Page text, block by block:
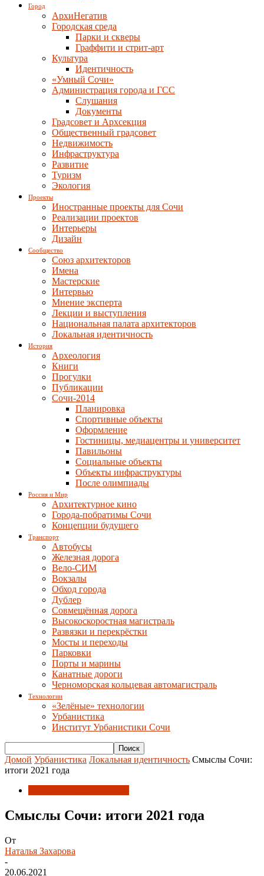
Город
АрхиНегатив
Городская среда
Парки и скверы
Граффити и стрит-арт
Культура
Идентичность
«Умный Сочи»
Администрация города и ГСС
Слушания
Документы
Градсовет и Архсекция
Общественный градсовет
Недвижимость
Инфраструктура
Развитие
Туризм
Экология
Проекты
Иностранные проекты для Сочи
Реализации проектов
Интерьеры
Дизайн
Сообщество
Союз архитекторов
Имена
Мастерские
Интервью
Мнение эксперта
Лекции и выступления
Национальная палата архитекторов
Локальная идентичность
История
Археология
Книги
Прогулки
Публикации
Сочи-2014
Планировка
Спортивные объекты
Оформление
Гостиницы, медиацентры и университет
Павильоны
Социальные объекты
Объекты инфраструктуры
После олимпиады
Россия и Мир
Архитектурное кино
Города-побратимы Сочи
Концепции будущего
Транспорт
Автобусы
Железная дорога
Вело-СИМ
Вокзалы
Обход города
Дублер
Совмещённая дорога
Высокоскоростная магистраль
Развязки и перекрёстки
Мосты и переходы
Парковки
Порты и марины
Канатные дороги
Черноморская кольцевая автомагистраль
Технологии
«Зелёные» технологии
Урбанистика
Институт Урбанистики Сочи
Домой Урбанистика Локальная идентичность Смыслы Сочи:
итоги 2021 года
Смыслы Сочи: итоги 2021 года
От
Наталья Захарова
-
20.06.2021